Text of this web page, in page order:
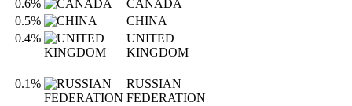
0.6%
CANADA
0.5%
CHINA
0.4%
UNITED
KINGDOM
0.1%
RUSSIAN
FEDERATION